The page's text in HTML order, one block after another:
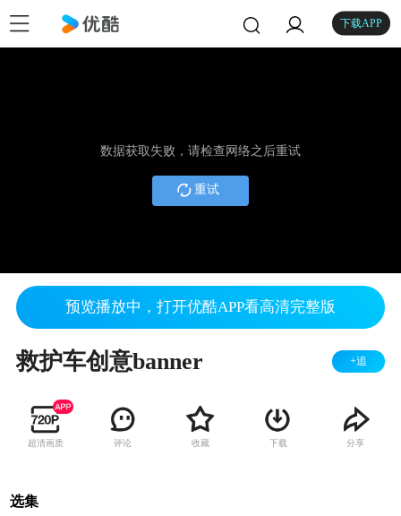
下载APP
数据获取失败，请检查网络之后重试
重试
预览播放中，打开优酷APP看高清完整版
救护车创意banner +追
超清画质 评论 收藏 下载 分享
选集